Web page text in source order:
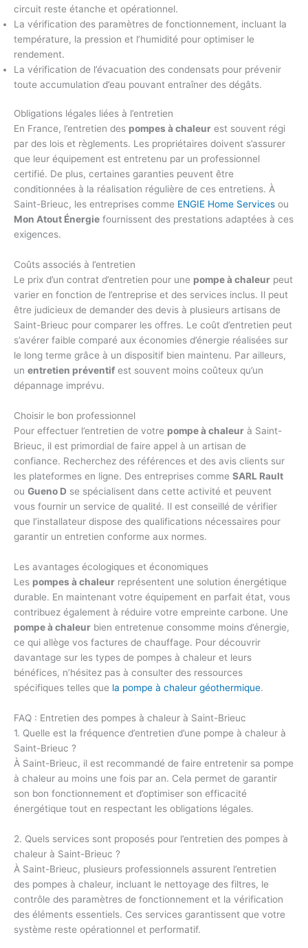
circuit reste étanche et opérationnel.
La vérification des paramètres de fonctionnement, incluant la
température, la pression et l’humidité pour optimiser le
rendement.
La vérification de l’évacuation des condensats pour prévenir
toute accumulation d’eau pouvant entraîner des dégâts.
Obligations légales liées à l’entretien
En France, l’entretien des pompes à chaleur est souvent régi
par des lois et règlements. Les propriétaires doivent s’assurer
que leur équipement est entretenu par un professionnel
certifié. De plus, certaines garanties peuvent être
conditionnées à la réalisation régulière de ces entretiens. À
Saint-Brieuc, les entreprises comme ENGIE Home Services ou
Mon Atout Énergie fournissent des prestations adaptées à ces
exigences.
Coûts associés à l’entretien
Le prix d’un contrat d’entretien pour une pompe à chaleur peut
varier en fonction de l’entreprise et des services inclus. Il peut
être judicieux de demander des devis à plusieurs artisans de
Saint-Brieuc pour comparer les offres. Le coût d’entretien peut
s’avérer faible comparé aux économies d’énergie réalisées sur
le long terme grâce à un dispositif bien maintenu. Par ailleurs,
un entretien préventif est souvent moins coûteux qu’un
dépannage imprévu.
Choisir le bon professionnel
Pour effectuer l’entretien de votre pompe à chaleur à Saint-
Brieuc, il est primordial de faire appel à un artisan de
confiance. Recherchez des références et des avis clients sur
les plateformes en ligne. Des entreprises comme SARL Rault
ou Gueno D se spécialisent dans cette activité et peuvent
vous fournir un service de qualité. Il est conseillé de vérifier
que l’installateur dispose des qualifications nécessaires pour
garantir un entretien conforme aux normes.
Les avantages écologiques et économiques
Les pompes à chaleur représentent une solution énergétique
durable. En maintenant votre équipement en parfait état, vous
contribuez également à réduire votre empreinte carbone. Une
pompe à chaleur bien entretenue consomme moins d’énergie,
ce qui allège vos factures de chauffage. Pour découvrir
davantage sur les types de pompes à chaleur et leurs
bénéfices, n’hésitez pas à consulter des ressources
spécifiques telles que la pompe à chaleur géothermique.
FAQ : Entretien des pompes à chaleur à Saint-Brieuc
1. Quelle est la fréquence d’entretien d’une pompe à chaleur à
Saint-Brieuc ?
À Saint-Brieuc, il est recommandé de faire entretenir sa pompe
à chaleur au moins une fois par an. Cela permet de garantir
son bon fonctionnement et d’optimiser son efficacité
énergétique tout en respectant les obligations légales.
2. Quels services sont proposés pour l’entretien des pompes à
chaleur à Saint-Brieuc ?
À Saint-Brieuc, plusieurs professionnels assurent l’entretien
des pompes à chaleur, incluant le nettoyage des filtres, le
contrôle des paramètres de fonctionnement et la vérification
des éléments essentiels. Ces services garantissent que votre
système reste opérationnel et performatif.